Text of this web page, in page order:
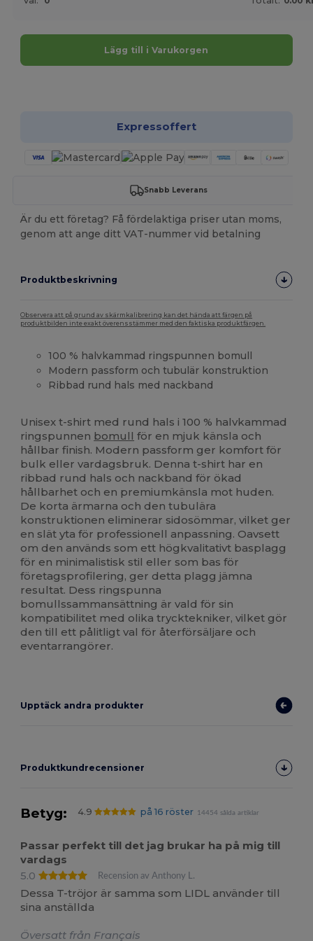
Lägg till i Varukorgen
Expressoffert
Snabb Leverans
Är du ett företag? Få fördelaktiga priser utan moms,
genom att ange ditt VAT-nummer vid betalning
Produktbeskrivning
Observera att på grund av skärmkalibrering kan det hända att färgen på
produktbilden inte exakt överensstämmer med den faktiska produktfärgen.
100 % halvkammad ringspunnen bomull
Modern passform och tubulär konstruktion
Ribbad rund hals med nackband
Unisex t-shirt med rund hals i 100 % halvkammad
ringspunnen bomull för en mjuk känsla och
hållbar finish. Modern passform ger komfort för
bulk eller vardagsbruk. Denna t-shirt har en
ribbad rund hals och nackband för ökad
hållbarhet och en premiumkänsla mot huden.
De korta ärmarna och den tubulära
konstruktionen eliminerar sidosömmar, vilket ger
en slät yta för professionell anpassning. Oavsett
om den används som ett högkvalitativt basplagg
för en minimalistisk stil eller som bas för
företagsprofilering, ger detta plagg jämna
resultat. Dess ringspunna
bomullssammansättning är vald för sin
kompatibilitet med olika trycktekniker, vilket gör
den till ett pålitligt val för återförsäljare och
eventarrangörer.
Upptäck andra produkter
Produktkundrecensioner
Betyg: 4.9 på 16 röster 14454 sålda artiklar
Passar perfekt till det jag brukar ha på mig till
vardags
5.0
Recension av Anthony L.
Dessa T-tröjor är samma som LIDL använder till
sina anställda
Översatt från Français